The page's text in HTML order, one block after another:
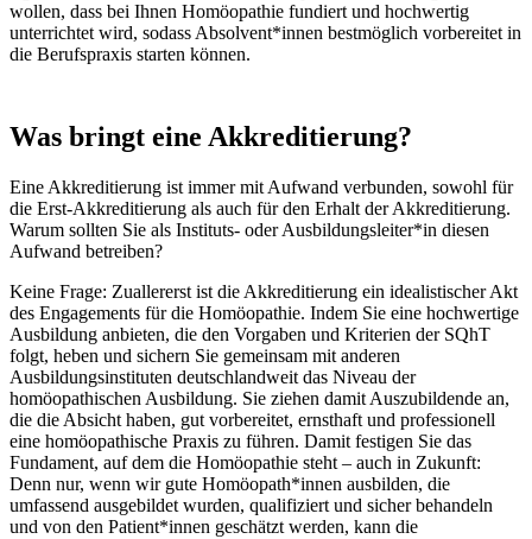
wollen, dass bei Ihnen Homöopathie fundiert und hochwertig
unterrichtet wird, sodass Absolvent*innen bestmöglich vorbereitet in
die Berufspraxis starten können.
Was bringt eine Akkreditierung?
Eine Akkreditierung ist immer mit Aufwand verbunden, sowohl für
die Erst-Akkreditierung als auch für den Erhalt der Akkreditierung.
Warum sollten Sie als Instituts- oder Ausbildungsleiter*in diesen
Aufwand betreiben?
Keine Frage: Zuallererst ist die Akkreditierung ein idealistischer Akt
des Engagements für die Homöopathie. Indem Sie eine hochwertige
Ausbildung anbieten, die den Vorgaben und Kriterien der SQhT
folgt, heben und sichern Sie gemeinsam mit anderen
Ausbildungsinstituten deutschlandweit das Niveau der
homöopathischen Ausbildung. Sie ziehen damit Auszubildende an,
die die Absicht haben, gut vorbereitet, ernsthaft und professionell
eine homöopathische Praxis zu führen. Damit festigen Sie das
Fundament, auf dem die Homöopathie steht – auch in Zukunft:
Denn nur, wenn wir gute Homöopath*innen ausbilden, die
umfassend ausgebildet wurden, qualifiziert und sicher behandeln
und von den Patient*innen geschätzt werden, kann die